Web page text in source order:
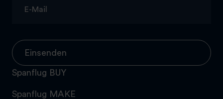
Einsenden
Spanflug BUY
Spanflug MAKE